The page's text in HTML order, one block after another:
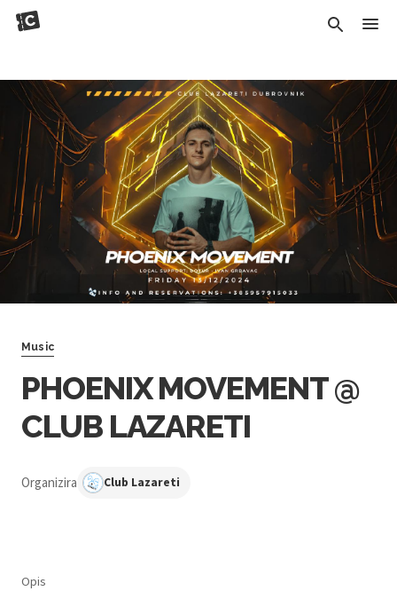
Music
PHOENIX MOVEMENT @
CLUB LAZARETI
Organizira Club Lazareti
Opis